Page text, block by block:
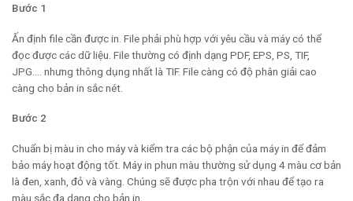
Bước 1
Ấn định file cần được in. File phải phù hợp với yêu cầu và máy có thể
đọc được các dữ liệu. File thường có định dạng PDF, EPS, PS, TIF,
JPG…. nhưng thông dụng nhất là TIF. File càng có độ phân giải cao
càng cho bản in sắc nét.
Bước 2
Chuẩn bị màu in cho máy và kiểm tra các bộ phận của máy in để đảm
bảo máy hoạt động tốt. Máy in phun màu thường sử dụng 4 màu cơ bản
là đen, xanh, đỏ và vàng. Chúng sẽ được pha trộn với nhau để tạo ra
màu sắc đa dạng cho bản in.